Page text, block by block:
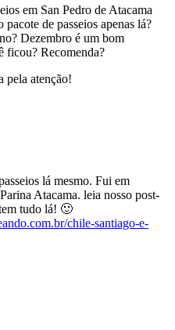
em San Pedro de Atacama
de passeios apenas lá?
Dezembro é um bom
ficou? Recomenda?
pela atenção!
lá mesmo. Fui em
Atacama. leia nosso post-
tudo lá! 🙂
chile-santiago-e-